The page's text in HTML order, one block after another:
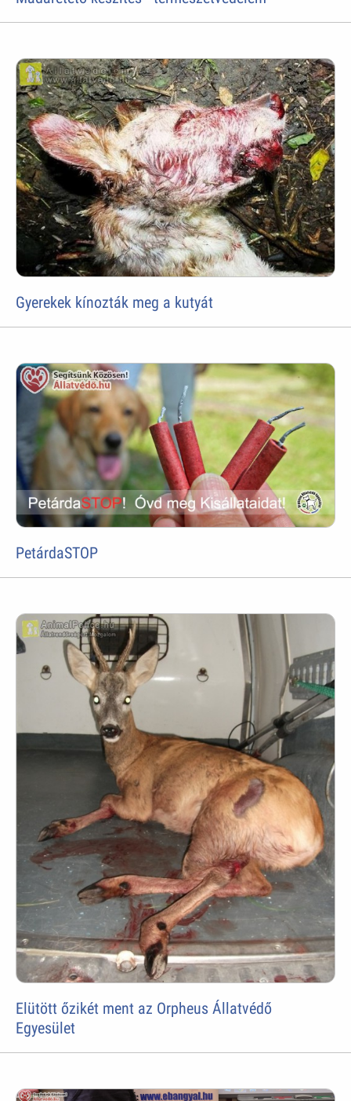
Gyerekek kínozták meg a kutyát
PetárdaSTOP
Elütött őzikét ment az Orpheus Állatvédő
Egyesület